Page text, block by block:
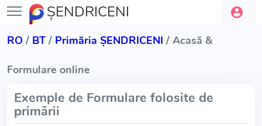
ŞENDRICENI
RO / BT / Primăria ŞENDRICENI / Acasă &
Formulare online
Exemple de Formulare folosite de
primării